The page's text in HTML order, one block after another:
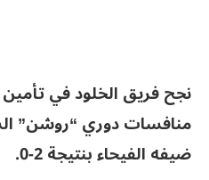
نجح فريق الخلود في
منافسات دوري “روشن”
ضيفه الفيحاء بنتيجة 2-0.